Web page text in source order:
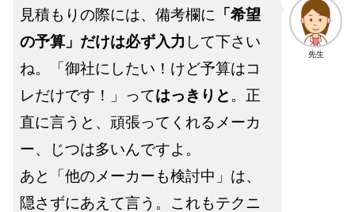
先生
見積もりの際には、備考欄に 「希望
の予算」だけは必ず入力 して下さい
ね。「御社にしたい！けど予算はコ
レだけです！」ってはっきりと 。正
直に言うと、頑張ってくれるメーカ
ー、じつは多いんですよ。
あと「他のメーカーも検討中」は、
隠さずにあえて言う。これもテクニ